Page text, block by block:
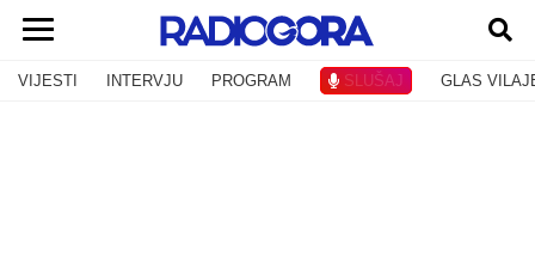
VIJESTI INTERVJU PROGRAM SLUŠAJ GLAS